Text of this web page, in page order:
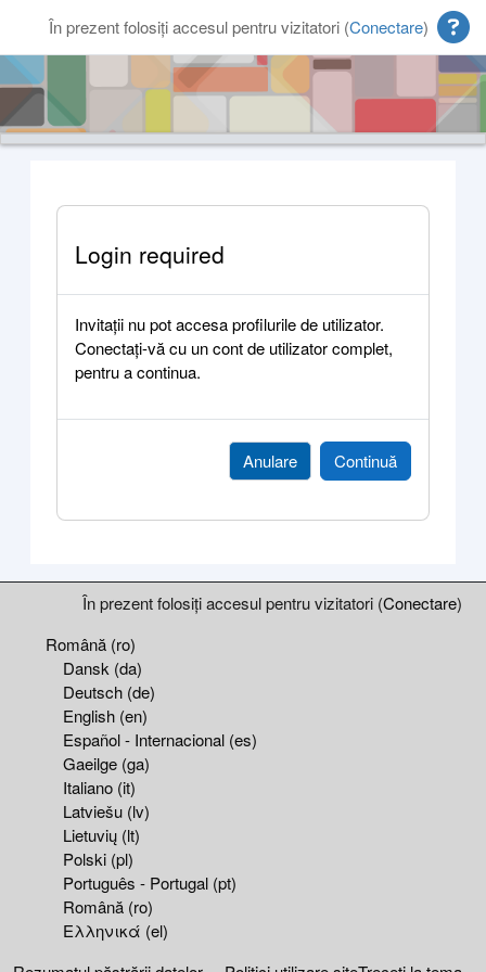
În prezent folosiți accesul pentru vizitatori (Conectare)
Login required
Invitații nu pot accesa profilurile de utilizator.
Conectați-vă cu un cont de utilizator complet,
pentru a continua.
Anulare Continuă
Blocuri
Supplementary blocks
În prezent folosiți accesul pentru vizitatori (Conectare)
Română ‎(ro)‎
Dansk ‎(da)‎
Deutsch ‎(de)‎
English ‎(en)‎
Español - Internacional ‎(es)‎
Gaeilge ‎(ga)‎
Italiano ‎(it)‎
Latviešu ‎(lv)‎
Lietuvių ‎(lt)‎
Polski ‎(pl)‎
Português - Portugal ‎(pt)‎
Română ‎(ro)‎
Ελληνικά ‎(el)‎